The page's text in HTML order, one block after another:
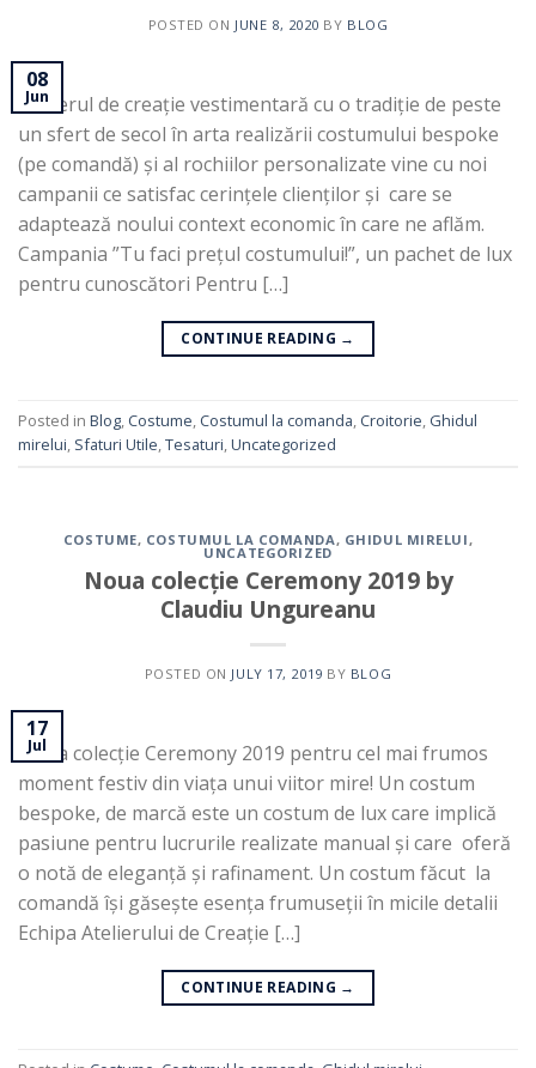
POSTED ON JUNE 8, 2020 BY BLOG
08
Jun
Atelierul de creație vestimentară cu o tradiție de peste
un sfert de secol în arta realizării costumului bespoke
(pe comandă) și al rochiilor personalizate vine cu noi
campanii ce satisfac cerințele clienților și care se
adaptează noului context economic în care ne aflăm.
Campania ”Tu faci prețul costumului!”, un pachet de lux
pentru cunoscători Pentru […]
CONTINUE READING →
Posted in Blog, Costume, Costumul la comanda, Croitorie, Ghidul
mirelui, Sfaturi Utile,Tesaturi,Uncategorized
COSTUME, COSTUMUL LA COMANDA, GHIDUL MIRELUI ,
UNCATEGORIZED
Noua colecție Ceremony 2019 by
Claudiu Ungureanu
POSTED ON JULY 17, 2019 BY BLOG
17
Jul
Noua colecție Ceremony 2019 pentru cel mai frumos
moment festiv din viața unui viitor mire! Un costum
bespoke, de marcă este un costum de lux care implică
pasiune pentru lucrurile realizate manual și care oferă
o notă de eleganță și rafinament. Un costum făcut la
comandă își găsește esența frumuseții în micile detalii
Echipa Atelierului de Creație […]
CONTINUE READING →